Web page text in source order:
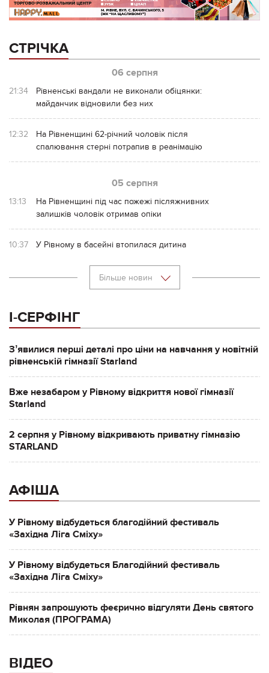
СТРІЧКА
06 серпня
21:34
Рівненські вандали не виконали обіцянки:
майданчик відновили без них
12:32
На Рівненщині 62-річний чоловік після
спалювання стерні потрапив в реанімацію
05 серпня
13:13
На Рівненщині під час пожежі післяжнивних
залишків чоловік отримав опіки
10:37 У Рівному в басейні втопилася дитина
Більше новин
І-СЕРФІНГ
Зʼявилися перші деталі про ціни на навчання у новітній
рівненській гімназії Starland
Вже незабаром у Рівному відкриття нової гімназії
Starland
2 серпня у Рівному відкривають приватну гімназію
STARLAND
АФІША
У Рівному відбудеться благодійний фестиваль
«Західна Ліга Сміху»
У Рівному відбудеться Благодійний фестиваль
«Західна Ліга Сміху»
Рівнян запрошують феєрично відгуляти День святого
Миколая (ПРОГРАМА)
ВІДЕО